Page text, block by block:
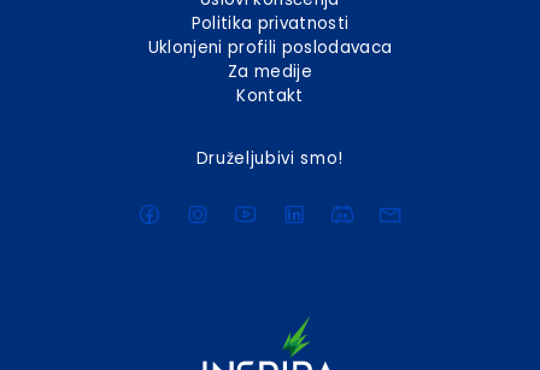
Politika privatnosti
Uklonjeni profili poslodavaca
Za medije
Kontakt
Druželjubivi smo!